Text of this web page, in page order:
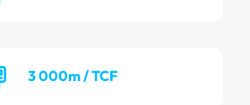
3 000m / TCF